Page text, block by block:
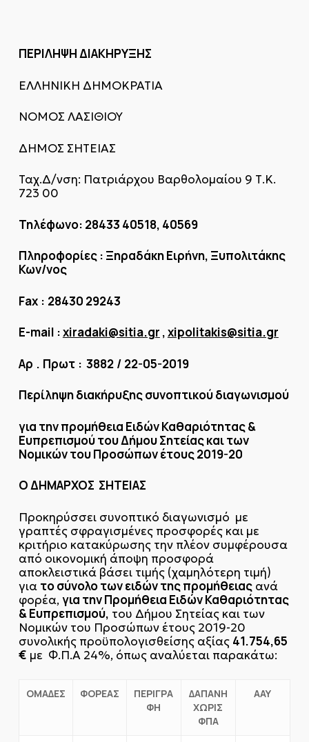
ΠΕΡΙΛΗΨΗ ΔΙΑΚΗΡΥΞΗΣ
ΕΛΛΗΝΙΚΗ ΔΗΜΟΚΡΑΤΙΑ
ΝΟΜΟΣ ΛΑΣΙΘΙΟΥ
ΔΗΜΟΣ ΣΗΤΕΙΑΣ
Ταχ.Δ/νση: Πατριάρχου Βαρθολομαίου 9 Τ.Κ.
723 00
Τηλέφωνο: 28433 40518, 40569
Πληροφορίες : Ξηραδάκη Ειρήνη, Ξυπολιτάκης
Κων/νος
Fax : 28430 29243
E-mail :xiradaki@sitia.gr ,xipolitakis@sitia.gr
Αρ . Πρωτ : 3882 / 22-05-2019
Περίληψη διακήρυξης συνοπτικού διαγωνισμού
για την προμήθεια Ειδών Καθαριότητας &
Ευπρεπισμού του Δήμου Σητείας και των
Νομικών του Προσώπων έτους 2019-20
Ο ΔΗΜΑΡΧΟΣ ΣΗΤΕΙΑΣ
Προκηρύσσει συνοπτικό διαγωνισμό με
γραπτές σφραγισμένες προσφορές και με
κριτήριο κατακύρωσης την πλέον συμφέρουσα
από οικονομική άποψη προσφορά
αποκλειστικά βάσει τιμής (χαμηλότερη τιμή)
για το σύνολο των ειδών της προμήθειαςανά
φορέα,για την Προμήθεια Ειδών Καθαριότητας
& Ευπρεπισμού, του Δήμου Σητείας και των
Νομικών του Προσώπων έτους 2019-20
συνολικής προϋπολογισθείσης αξίας 41.754,65
€ με Φ.Π.Α 24%, όπως αναλύεται παρακάτω:
ΟΜΑΔΕΣ ΦΟΡΕΑΣ
ΠΕΡΙΓΡΑ
ΦΗ
ΔΑΠΑΝΗ
ΧΩΡΙΣ
ΦΠΑ
ΑΑΥ